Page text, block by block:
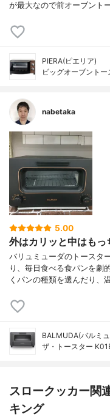
が最大なので前オーブント
PIERA(ピエリア)
ビッグオーブント
nabetaka
5.00
外はカリッと中はもっ
バリュミューダのトースタ
り、毎日食べる食パンを劇
くパンの種類を選んだり、
BALMUDA(バルミ
ザ・トースター
スロークッカー関
キング